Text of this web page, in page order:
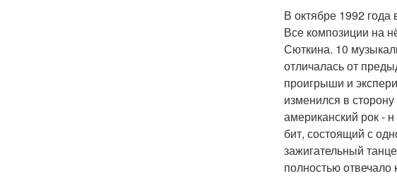
В октябре 1992
Все композиции на
Сюткина. 10
отличалась от
проигрыши и
изменился в
американский рок -
бит, состоящий с
зажигательный
полностью отвечало